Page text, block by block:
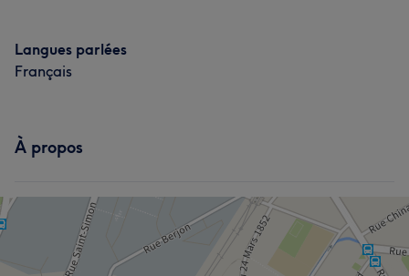
Langues parlées
Français
À propos